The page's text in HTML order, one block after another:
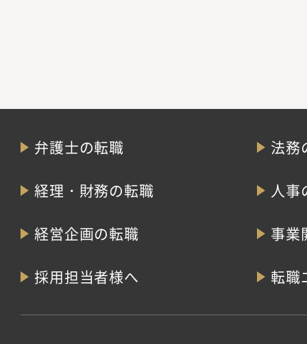
弁護士の転職 法務
経理・財務の転職 人事
経営企画の転職 事業
採用担当者様へ 転職